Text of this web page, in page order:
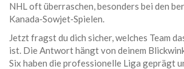
NHL oft überraschen, besonders bei den
Kanada‑Sowjet‑Spielen.
Jetzt fragst du dich sicher, welches Team
ist. Die Antwort hängt von deinem
Six haben die professionelle Liga geprägt